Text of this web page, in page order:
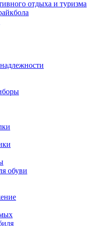
отдыха и туризма
обуви